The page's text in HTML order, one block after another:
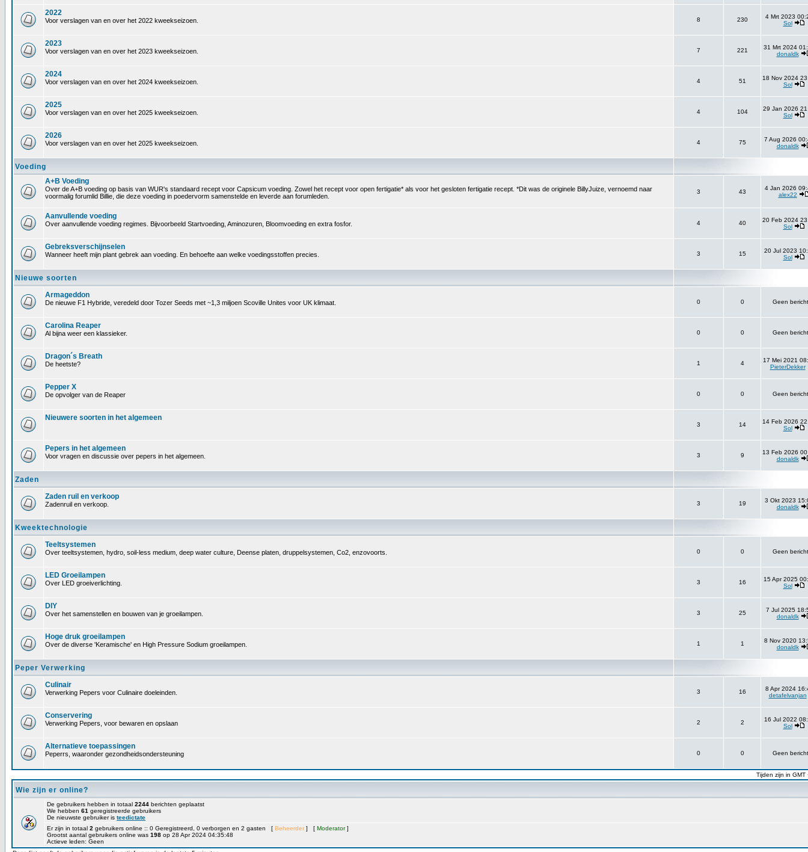
2022
Voor verslagen van en over het 2022 kweekseizoen. 8 230
4 Mrt 2023
Sol
2023
Voor verslagen van en over het 2023 kweekseizoen. 7 221
31 Mrt 2024
donaldk
2024
Voor verslagen van en over het 2024 kweekseizoen. 4 51
18 Nov 2024
Sol
2025
Voor verslagen van en over het 2025 kweekseizoen. 4 104
29 Jan 2026
Sol
2026
Voor verslagen van en over het 2025 kweekseizoen. 4 75
7 Aug 2026
donaldk
Voeding
A+B Voeding
Over de A+B voeding op basis van WUR's standaard recept voor Capsicum voeding. Zowel het recept voor open fertigatie* als voor het gesloten fertigatie recept. *Dit was de originele BillyJuize, vernoemd naar
voormalig forumlid Billie, die deze voeding in poedervorm samenstelde en leverde aan forumleden.
3 43
4 Jan 2026
alex22
Aanvullende voeding
Over aanvullende voeding regimes. Bijvoorbeeld Startvoeding, Aminozuren, Bloomvoeding en extra fosfor. 4 40
20 Feb 2024
Sol
Gebreksverschijnselen
Wanneer heeft mijn plant gebrek aan voeding. En behoefte aan welke voedingsstoffen precies. 3 15
20 Jul 2023
Sol
Nieuwe soorten
Armageddon
De nieuwe F1 Hybride, veredeld door Tozer Seeds met ~1,3 miljoen Scoville Unites voor UK klimaat. 0 0 Geen
Carolina Reaper
Al bijna weer een klassieker. 0 0 Geen
Dragon´s Breath
De heetste? 1 4
17 Mei 2021
PieterDekker
Pepper X
De opvolger van de Reaper 0 0 Geen
Nieuwere soorten in het algemeen
3 14
14 Feb 2026
Sol
Pepers in het algemeen
Voor vragen en discussie over pepers in het algemeen. 3 9
13 Feb 2026
donaldk
Zaden
Zaden ruil en verkoop
Zadenruil en verkoop. 3 19
3 Okt 2023
donaldk
Kweektechnologie
Teeltsystemen
Over teeltsystemen, hydro, soil-less medium, deep water culture, Deense platen, druppelsystemen, Co2, enzovoorts. 0 0 Geen
LED Groeilampen
Over LED groeiverlichting. 3 16
15 Apr 2025
Sol
DIY
Over het samenstellen en bouwen van je groeilampen. 3 25
7 Jul 2025
donaldk
Hoge druk groeilampen
Over de diverse 'Keramische' en High Pressure Sodium groeilampen. 1 1
8 Nov 2020
donaldk
Peper Verwerking
Culinair
Verwerking Pepers voor Culinaire doeleinden. 3 16
8 Apr 2024
detafelvanjan
Conservering
Verwerking Pepers, voor bewaren en opslaan 2 2
16 Jul 2022
Sol
Alternatieve toepassingen
Peperrs, waaronder gezondheidsondersteuning 0 0 Geen
Tijden zijn in GMT
Wie zijn er online?
De gebruikers hebben in totaal 2244 berichten geplaatst
We hebben 61 geregistreerde gebruikers
De nieuwste gebruiker is teedictate
Er zijn in totaal 2 gebruikers online :: 0 Geregistreerd, 0 verborgen en 2 gasten [ Beheerder ] [ Moderator]
Grootst aantal gebruikers online was 198 op 28 Apr 2024 04:35:48
Actieve leden: Geen